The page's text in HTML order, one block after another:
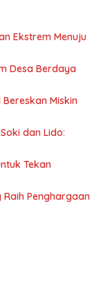
Ekstrem Menuju
Desa Berdaya
Miskin
dan Lido:
Tekan
Penghargaan